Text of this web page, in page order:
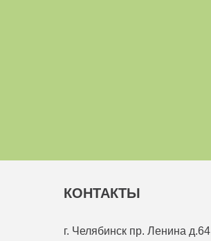
КОНТАКТЫ
г. Челябинск пр. Ленина д.64